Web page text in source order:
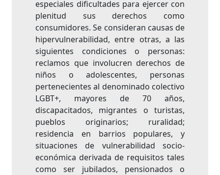
especiales dificultades para ejercer con
plenitud sus derechos como
consumidores. Se consideran causas de
hipervulnerabilidad, entre otras, a las
siguientes condiciones o personas:
reclamos que involucren derechos de
niños o adolescentes, personas
pertenecientes al denominado colectivo
LGBT+, mayores de 70 años,
discapacitados, migrantes o turistas,
pueblos originarios; ruralidad;
residencia en barrios populares, y
situaciones de vulnerabilidad socio-
económica derivada de requisitos tales
como ser jubilados, pensionados o